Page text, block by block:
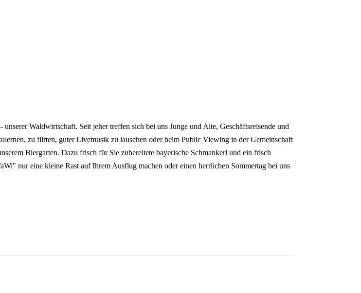
Waldwirtschaft. Seit jeher treffen sich bei uns Junge und Alte, Geschäftsreisende und
zu flirten, guter Livemusik zu lauschen oder beim Public Viewing in der Gemeinschaft
Biergarten. Dazu frisch für Sie zubereitete bayerische Schmankerl und ein frisch
nur eine kleine Rast auf Ihrem Ausflug machen oder einen herrlichen Sommertag bei uns